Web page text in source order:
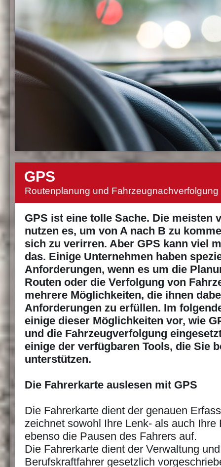
GPS
Routenplanung und Fahrzeugnachverfolgung
GPS ist eine tolle Sache. Die meisten
nutzen es, um von A nach B zu
sich zu verirren. Aber GPS kann viel
das. Einige Unternehmen haben
Anforderungen, wenn es um die
Routen oder die Verfolgung von
mehrere Möglichkeiten, die ihnen
Anforderungen zu erfüllen. Im
einige dieser Möglichkeiten vor, wie
und die Fahrzeugverfolgung
einige der verfügbaren Tools, die Sie
unterstützen.
Die Fahrerkarte auslesen mit GPS
Die Fahrerkarte dient der genauen
zeichnet sowohl Ihre Lenk- als auch
ebenso die Pausen des Fahrers auf.
Die Fahrerkarte dient der Verwaltung
Berufskraftfahrer gesetzlich